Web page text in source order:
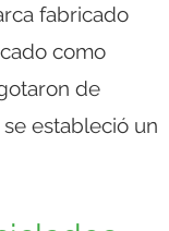
fabricado
como
de
estableció un